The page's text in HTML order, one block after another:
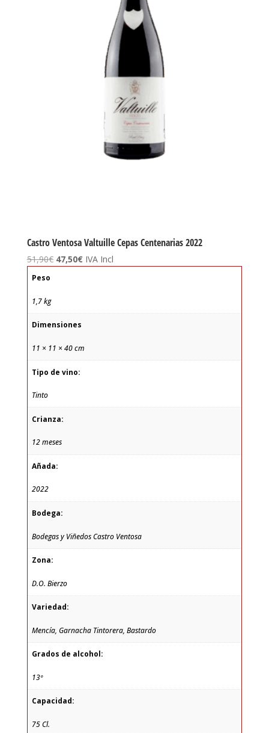
Castro Ventosa Valtuille Cepas Centenarias 2022
51,90€ El
51,90€.
47,50€El
47,50€.
IVA Incl
Peso
1,7 kg
Dimensiones
11 × 11 × 40 cm
Tipo de vino:
Tinto
Crianza:
12 meses
Añada:
2022
Bodega:
Bodegas y Viñedos Castro Ventosa
Zona:
D.O. Bierzo
Variedad:
Mencía, Garnacha Tintorera, Bastardo
Grados de alcohol:
13º
Capacidad:
75 Cl.